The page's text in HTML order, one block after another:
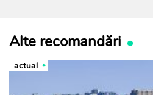
Alte recomandări
actual